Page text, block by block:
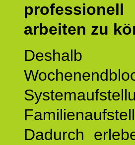
arbeiten zu
Dadurch